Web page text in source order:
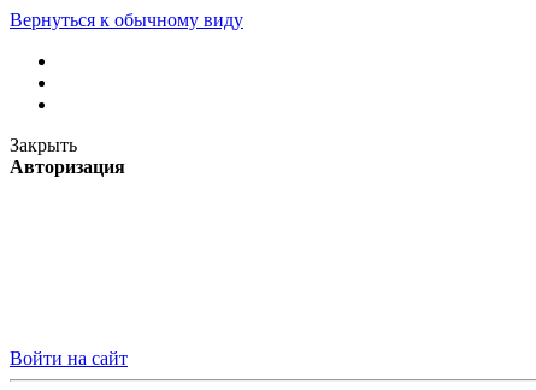
Вернуться к обычному виду
Закрыть
Авторизация
Войти на сайт